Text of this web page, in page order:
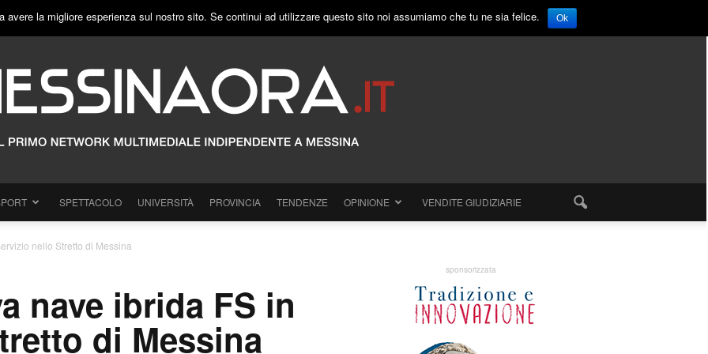
SPETTACOLO UNIVERSITÀ PROVINCIA TENDENZE OPINIONE VENDITE GIUDIZIARIE
nello Stretto di Messina
nave ibrida FS in
di Messina
sponsorizzata
la migliore esperienza sul nostro sito. Se continui ad utilizzare questo sito noi assumiamo che tu ne sia felice. Ok